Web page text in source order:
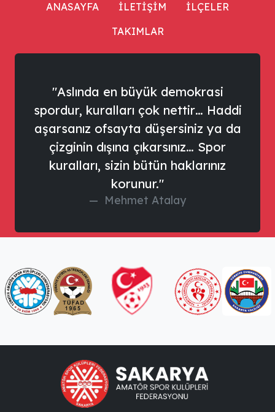
ANASAYFA İLETİŞİM
İLÇELER
TAKIMLAR
"Aslında en büyük demokrasi
spordur, kuralları çok nettir… Haddi
aşarsanız ofsayta düşersiniz ya da
çizginin dışına çıkarsınız… Spor
kuralları, sizin bütün haklarınız
korunur."
Mehmet Atalay